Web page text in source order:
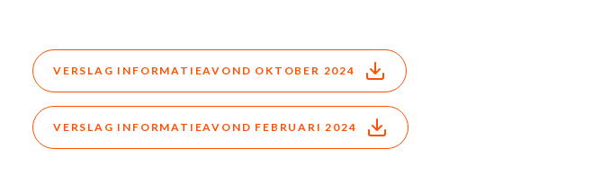
VERSLAG INFORMATIEAVOND OKTOBER 2024
VERSLAG INFORMATIEAVOND FEBRUARI 2024